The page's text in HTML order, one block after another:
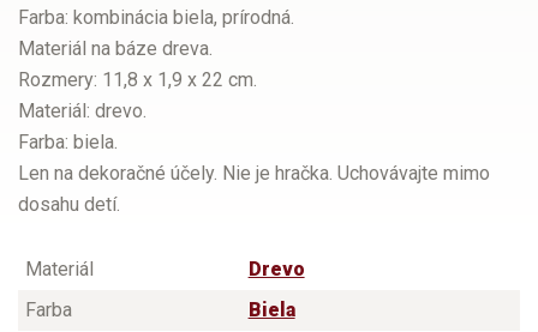
Farba: kombinácia biela, prírodná.
Materiál na báze dreva.
Rozmery: 11,8 x 1,9 x 22 cm.
Materiál: drevo.
Farba: biela.
Len na dekoračné účely. Nie je hračka. Uchovávajte mimo
dosahu detí.
Materiál
Drevo
Farba
Biela